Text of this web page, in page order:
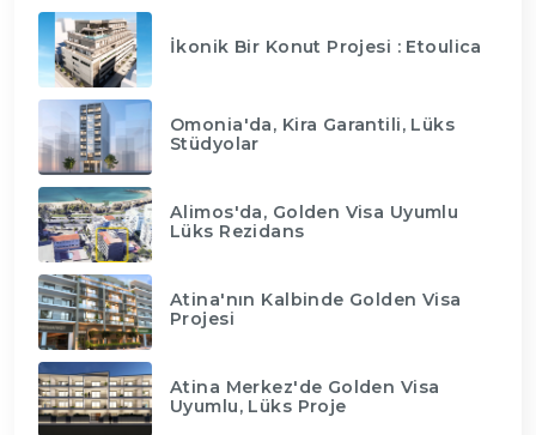
İkonik Bir Konut Projesi : Etoulica
Omonia'da, Kira Garantili, Lüks
Stüdyolar
Alimos'da, Golden Visa Uyumlu
Lüks Rezidans
Atina'nın Kalbinde Golden Visa
Projesi
Atina Merkez'de Golden Visa
Uyumlu, Lüks Proje